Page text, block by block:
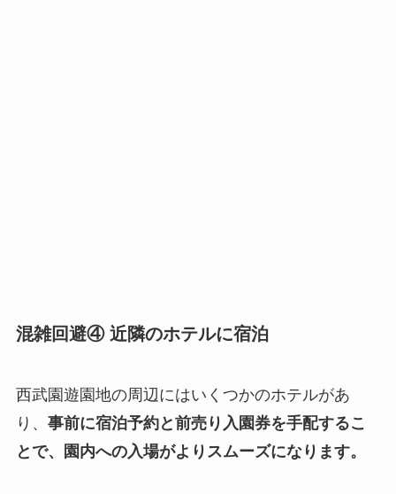
混雑回避④ 近隣のホテルに宿泊
西武園遊園地の周辺にはいくつかのホテルがあ
り、 事前に宿泊予約と前売り入園券を手配するこ
とで、園内への入場がよりスムーズになります。